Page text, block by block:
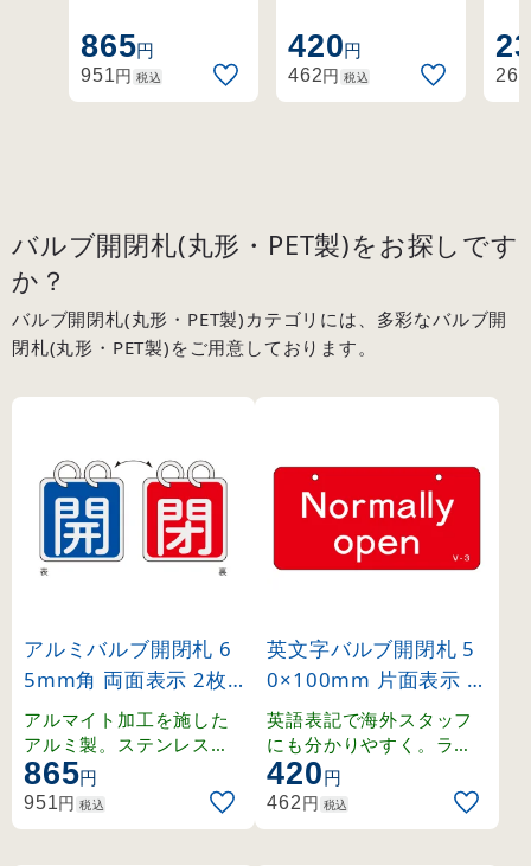
付きの開閉札セッ
ト。
865円
951円 税込
(168003)
ト加工の硬質塩ビ
製。
420円
462円 税込
適
札
262
バルブ開閉札(丸形・PET製)をお探しです
か？
バルブ開閉札(丸形・PET製)カテゴリには、多彩なバルブ開
閉札(丸形・PET製)をご用意しております。
アルミバルブ開閉札 6
5mm角 両面表示 2枚1
組 開(青)⇔閉(赤) (162
011)
アルマイト加工を施した
アルミ製。ステンレスリ
ング付きの開閉札セット
。
865円
951円 税込
英文字バルブ開閉札 5
0×100mm 片面表示 N
ormally open(赤) (168
003)
英語表記で海外スタッフ
にも分かりやすく。ラミ
ネート加工の硬質塩ビ製
。
420円
462円 税込